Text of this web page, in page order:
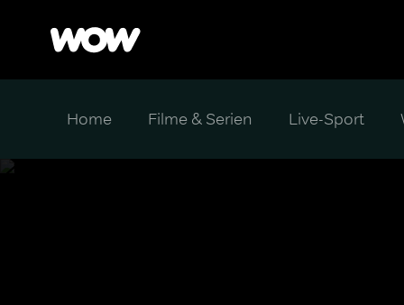
Home Filme & Serien Live-Sport